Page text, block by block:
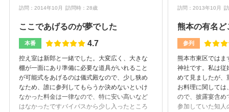
訪問：2014年10月 訪問時：28歳
ここであげるのが夢でした
本番 4.7
控え室は新郎と一緒でした。大変広く、大きな
棚が一面にあり準備に必要な道具がいれること
が可能式をあげるのは儀式殿なので、少し狭め
なため、誰に参列してもらうか決めないといけ
なかった料金は一律なので、特に安い高いなど
はなかったですバイパスから少し入ったところ
訪問：2013年10月
熊本の有名ど
参列
熊本市東区ではま
神社です。私は従
めて見ましたが、
お料理に関しては
ので、披露宴含め
参加していた知人